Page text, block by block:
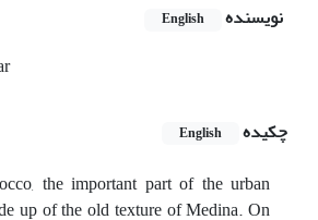
نویسنده English
چکیده
English
the important part of the urban
up of the old texture of Medina. On